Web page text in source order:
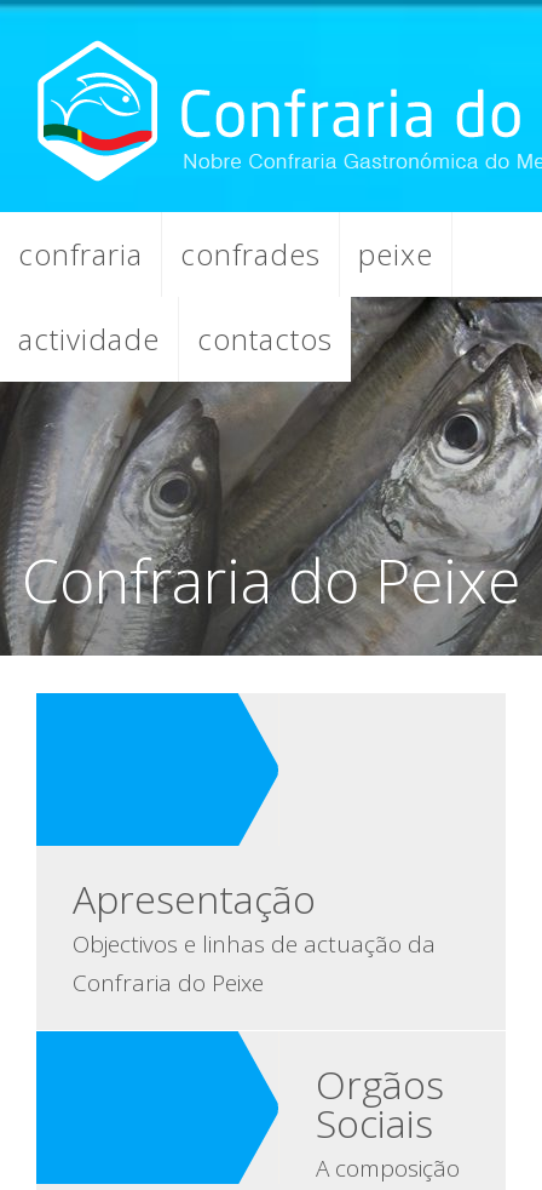
confraria confrades peixe
actividade contactos
Confraria do Peixe
Apresentação
Objectivos e linhas de actuação da
Confraria do Peixe
Orgãos
Sociais
A composição